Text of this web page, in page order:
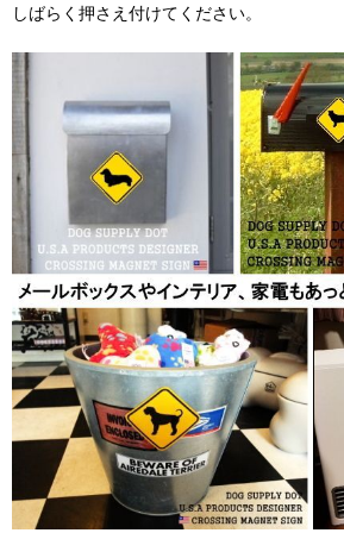
しばらく押さえ付けてください。